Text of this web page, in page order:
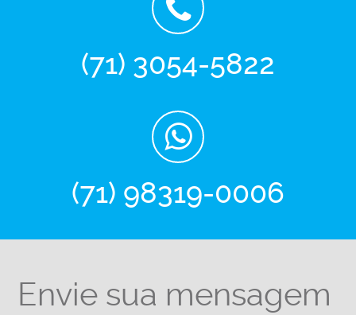
(71) 3054-5822
(71) 98319-0006
Envie sua mensagem